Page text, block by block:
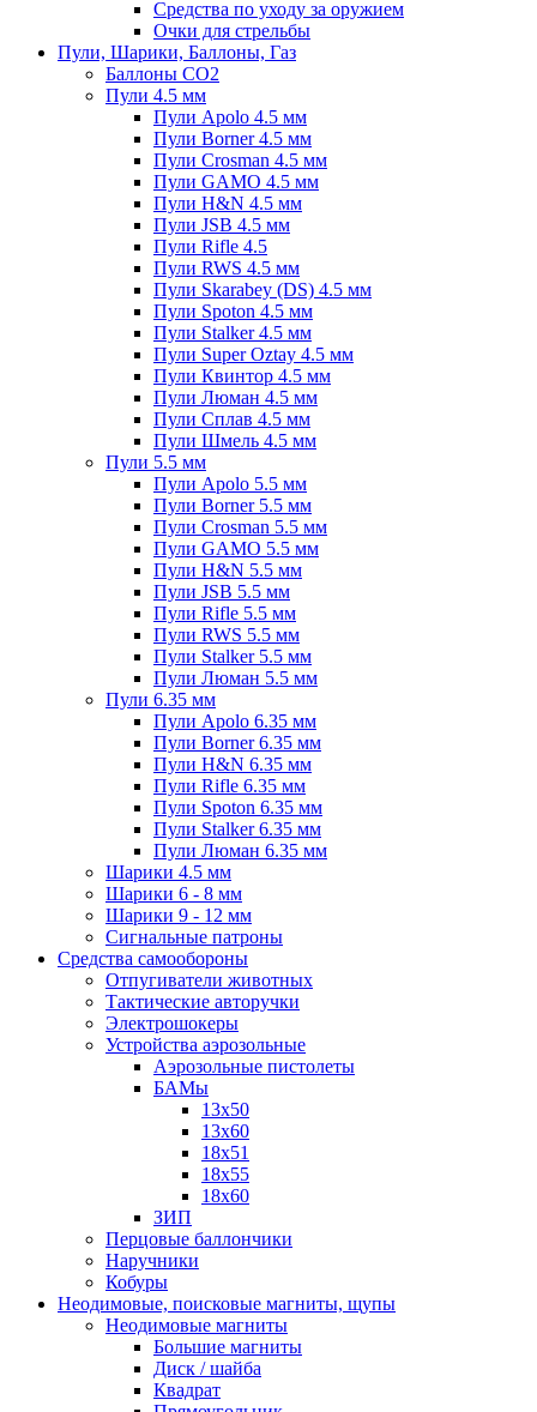
Средства по уходу за оружием
Очки для стрельбы
Пули, Шарики, Баллоны, Газ
Баллоны CO2
Пули 4.5 мм
Пули Apolo 4.5 мм
Пули Borner 4.5 мм
Пули Crosman 4.5 мм
Пули GAMO 4.5 мм
Пули H&N 4.5 мм
Пули JSB 4.5 мм
Пули Rifle 4.5
Пули RWS 4.5 мм
Пули Skarabey (DS) 4.5 мм
Пули Spoton 4.5 мм
Пули Stalker 4.5 мм
Пули Super Oztay 4.5 мм
Пули Квинтор 4.5 мм
Пули Люман 4.5 мм
Пули Сплав 4.5 мм
Пули Шмель 4.5 мм
Пули 5.5 мм
Пули Apolo 5.5 мм
Пули Borner 5.5 мм
Пули Crosman 5.5 мм
Пули GAMO 5.5 мм
Пули H&N 5.5 мм
Пули JSB 5.5 мм
Пули Rifle 5.5 мм
Пули RWS 5.5 мм
Пули Stalker 5.5 мм
Пули Люман 5.5 мм
Пули 6.35 мм
Пули Apolo 6.35 мм
Пули Borner 6.35 мм
Пули H&N 6.35 мм
Пули Rifle 6.35 мм
Пули Spoton 6.35 мм
Пули Stalker 6.35 мм
Пули Люман 6.35 мм
Шарики 4.5 мм
Шарики 6 - 8 мм
Шарики 9 - 12 мм
Сигнальные патроны
Средства самообороны
Отпугиватели животных
Тактические авторучки
Электрошокеры
Устройства аэрозольные
Аэрозольные пистолеты
БАМы
13х50
13х60
18х51
18х55
18х60
ЗИП
Перцовые баллончики
Наручники
Кобуры
Неодимовые, поисковые магниты, щупы
Неодимовые магниты
Большие магниты
Диск / шайба
Квадрат